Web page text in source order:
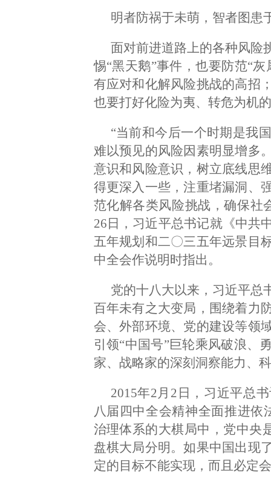
明者防祸于未萌，智者图患
面对前进道路上的各种风险
惕“黑天鹅”事件，也要防范“
有应对和化解风险挑战的高招
也要打好化险为夷、转危为机
“当前和今后一个时期是我
难以预见的风险因素明显增多
意识和风险意识，树立底线思
得更深入一些，注重堵漏洞、
范化解各类风险挑战，确保社
26日，习近平总书记就《中共
五年规划和二〇三五年远景目
中全会作说明时指出。
党的十八大以来，习近平总
百年未有之大变局，围绕着力
会、外部环境、党的建设等领
引领“中国号”巨轮乘风破浪、
家、战略家的深刻洞察能力、
2015年2月2日，习近平总
八届四中全会精神全面推进依
治理体系的大棋局中，党中央
盘棋大局分明。如果中国出现
定的目标不能实现，而且必定